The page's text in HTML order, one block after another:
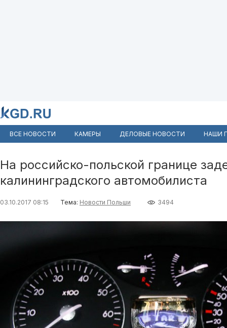
ВСЕ НОВОСТИ КАМЕРЫ ДЕЛОВЫЕ НОВОСТИ НАШИ
На российско-польской границе
калининградского автомобилиста
03.10.2017 08:15 Тема: Новости Польши 3494